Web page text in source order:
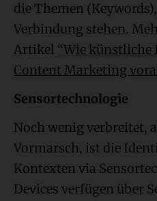
die Themen
Verbindung stehen.
Artikel “Wie
Content Marketing
Sensortechnologie
Noch wenig verbreitet,
Vormarsch, ist die
Kontexten via
Devices verfügen über